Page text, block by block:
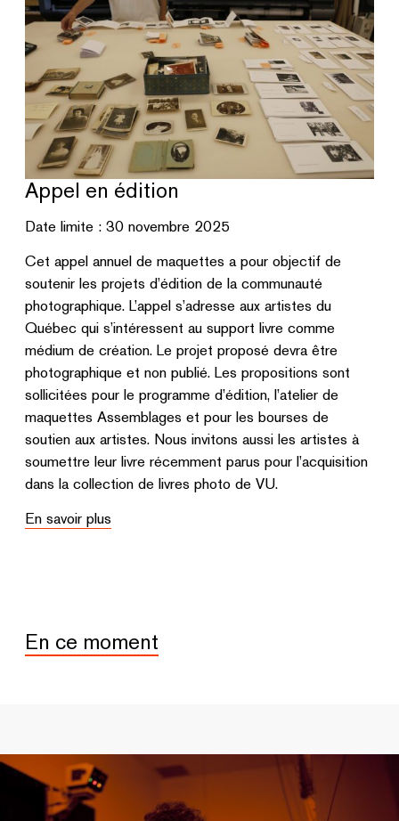
Appel en édition
Date limite : 30 novembre 2025
Cet appel annuel de maquettes a pour objectif de
soutenir les projets d’édition de la communauté
photographique. L’appel s’adresse aux artistes du
Québec qui s’intéressent au support livre comme
médium de création. Le projet proposé devra être
photographique et non publié. Les propositions sont
sollicitées pour le programme d’édition, l’atelier de
maquettes Assemblages et pour les bourses de
soutien aux artistes. Nous invitons aussi les artistes à
soumettre leur livre récemment parus pour l’acquisition
dans la collection de livres photo de VU.
En savoir plus
En ce moment